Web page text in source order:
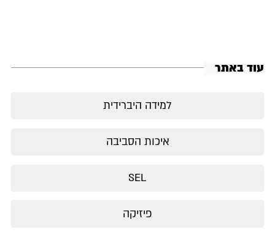
עוד באתר
למידה היברידית
איכות הסביבה
SEL
פיזיקה